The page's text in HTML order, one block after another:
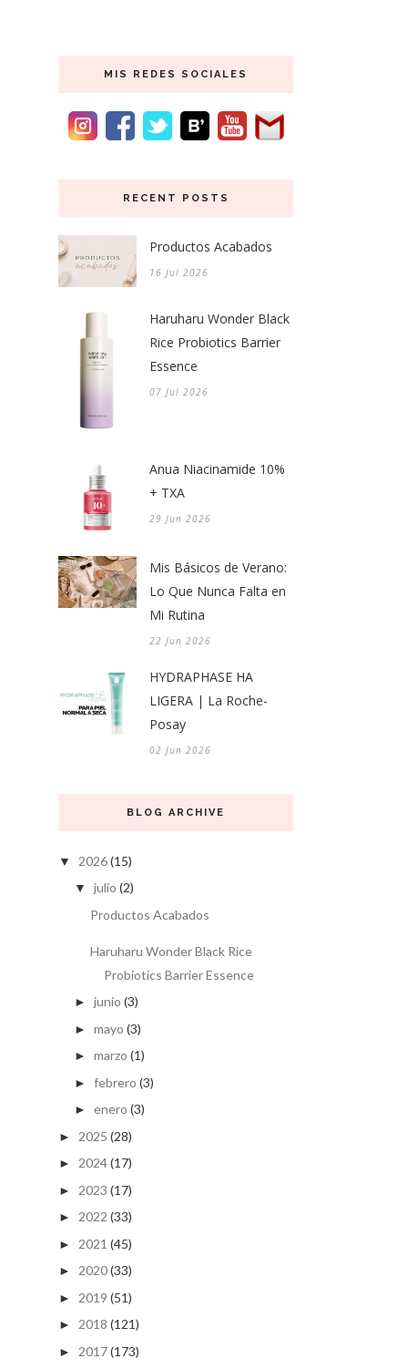
MIS REDES SOCIALES
RECENT POSTS
Productos Acabados
16 Jul 2026
Haruharu Wonder Black
Rice Probiotics Barrier
Essence
07 Jul 2026
Anua Niacinamide 10%
+ TXA
29 Jun 2026
Mis Básicos de Verano:
Lo Que Nunca Falta en
Mi Rutina
22 Jun 2026
HYDRAPHASE HA
LIGERA | La Roche-
Posay
02 Jun 2026
BLOG ARCHIVE
▼ 2026(15)
▼ julio (2)
Productos Acabados
Haruharu Wonder Black Rice
Probiotics Barrier Essence
► junio (3)
► mayo (3)
► marzo (1)
► febrero (3)
► enero (3)
► 2025 (28)
► 2024(17)
► 2023 (17)
► 2022 (33)
► 2021 (45)
► 2020(33)
► 2019 (51)
► 2018 (121)
► 2017(173)